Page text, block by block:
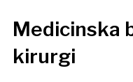
Medicinska
kirurgi